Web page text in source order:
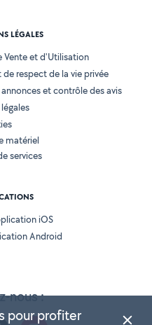
nous :
LÉGALES
Vente et d'Utilisation
respect de la vie privée
et contrôle des avis
matériel
services
iOS
Android
pour profiter